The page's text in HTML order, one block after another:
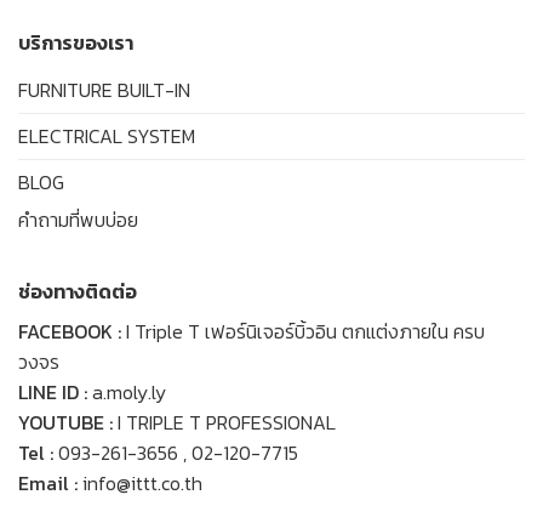
บริการของเรา
FURNITURE BUILT-IN
ELECTRICAL SYSTEM
BLOG
คำถามที่พบบ่อย
ช่องทางติดต่อ
FACEBOOK :I Triple T เฟอร์นิเจอร์บิ้วอิน ตกแต่งภายใน ครบ
วงจร
LINE ID :a.moly.ly
YOUTUBE :I TRIPLE T PROFESSIONAL
Tel :093-261-3656 ,02-120-7715
Email :info@ittt.co.th